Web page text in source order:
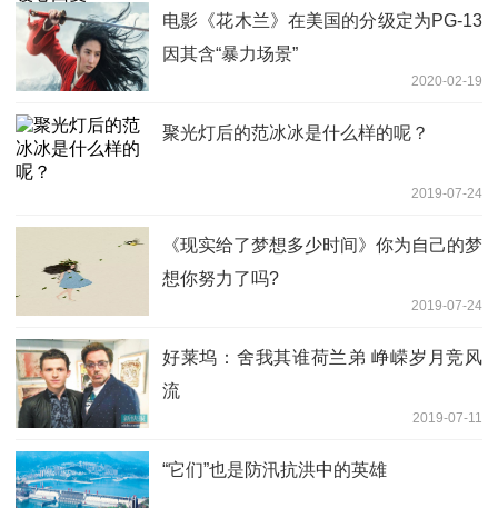
电影《花木兰》在美国的分级定为PG-13
因其含“暴力场景”
2020-02-19
聚光灯后的范冰冰是什么样的呢？
2019-07-24
《现实给了梦想多少时间》你为自己的梦
想你努力了吗?
2019-07-24
好莱坞：舍我其谁荷兰弟 峥嵘岁月竞风
流
2019-07-11
“它们”也是防汛抗洪中的英雄